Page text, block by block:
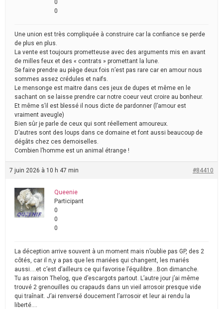
0
0
Une union est très compliquée à construire car la confiance se perde
de plus en plus.
La vente est toujours prometteuse avec des arguments mis en avant
de milles feux et des « contrats » promettant la lune.
Se faire prendre au piège deux fois n’est pas rare car en amour nous
sommes assez crédules et naifs.
Le mensonge est maitre dans ces jeux de dupes et même en le
sachant on se laisse prendre car notre coeur veut croire au bonheur.
Et même s’il est blessé il nous dicte de pardonner (l’amour est
vraiment aveugle)
Bien sûr je parle de ceux qui sont réellement amoureux.
D’autres sont des loups dans ce domaine et font aussi beaucoup de
dégâts chez ces demoiselles.
Combien l’homme est un animal étrange !
7 juin 2026 à 10 h 47 min #84410
Queenie
Participant
0
0
0
La déception arrive souvent à un moment mais n’oublie pas GP, des 2
côtés, car il n,y a pas que les mariées qui changent, les mariés
aussi….et c’est d’ailleurs ce qui favorise l’équilibre…Bon dimanche.
Tu as raison Thelog, que d’escargots partout. L’autre jour j’ai même
trouvé 2 grenouilles ou crapauds dans un vieil arrosoir presque vide
qui traînait. J’ai renversé doucement l’arrosoir et leur ai rendu la
liberté….